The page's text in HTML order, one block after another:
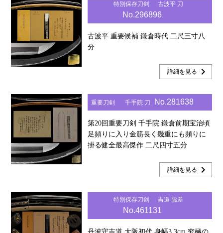
特別保存刀剣 古波平 刀
No.296896
古波平 重要候補 鎌倉時代 二尺三寸八
分
詳細を見る chevron_right
重要刀剣 千手院 刀 No.281638
第20回重要刀剣 千手院 鎌倉前期宝治頃
足頻りに入り金筋長く幾重にも頻りに
掛る健全最高傑作 二尺四寸五分
詳細を見る chevron_right
特別保存刀剣 吉道 脇差
No.461131